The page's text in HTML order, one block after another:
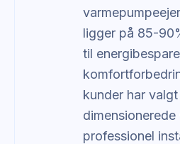
ligger på 85-
til
kunder har
professionel